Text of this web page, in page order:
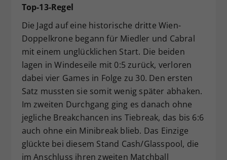
Top-13-Regel
Die Jagd auf eine historische dritte Wien-
Doppelkrone begann für Miedler und Cabral
mit einem unglücklichen Start. Die beiden
lagen in Windeseile mit 0:5 zurück, verloren
dabei vier Games in Folge zu 30. Den ersten
Satz mussten sie somit wenig später abhaken.
Im zweiten Durchgang ging es danach ohne
jegliche Breakchancen ins Tiebreak, das bis 6:6
auch ohne ein Minibreak blieb. Das Einzige
glückte bei diesem Stand Cash/Glasspool, die
im Anschluss ihren zweiten Matchball